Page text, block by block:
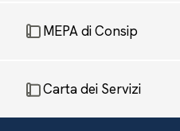
MEPA di Consip
Carta dei Servizi